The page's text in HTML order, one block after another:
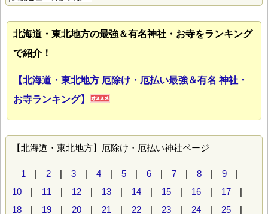
北海道・東北地方の最強＆有名神社・お寺をランキング
で紹介！
【北海道・東北地方 厄除け・厄払い最強＆有名 神社・
お寺ランキング】
【北海道・東北地方】厄除け・厄払い神社ページ
1 | 2 | 3 | 4 | 5 | 6 | 7 | 8 | 9 |
10 | 11 | 12 | 13 | 14 | 15 | 16 | 17 |
18 | 19 | 20 | 21 | 22 | 23 | 24 | 25 |